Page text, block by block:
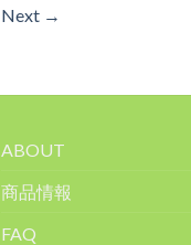
Next →
ABOUT
商品情報
FAQ